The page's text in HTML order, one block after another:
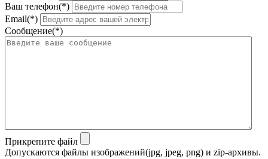
Ваш телефон(*)
Email(*)
Сообщение(*)
Прикрепите файл
Допускаются файлы изображений(jpg, jpeg, png) и zip-архивы.